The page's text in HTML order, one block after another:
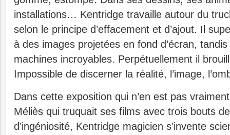
installations… Kentridge travaille autour du
selon le principe d’effacement et d’ajout. Il
à des images projetées en fond d’écran,
machines incroyables. Perpétuellement il
Impossible de discerner la réalité, l’image,
Dans cette exposition qui n’en est pas
Méliès qui truquait ses films avec trois bouts
d’ingéniosité, Kentridge magicien s’invente